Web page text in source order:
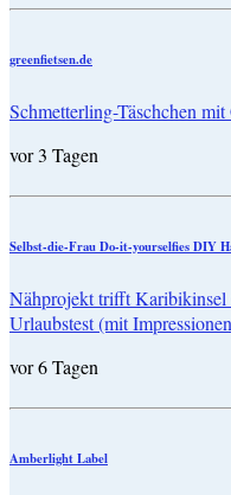
greenfietsen.de
Schmetterling-Täschchen
vor 3 Tagen
Selbst-die-Frau Do-it-yourselfies DIY
Nähprojekt trifft Karibikinsel
Urlaubstest (mit
vor 6 Tagen
Amberlight Label